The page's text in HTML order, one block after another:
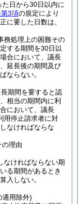
日から30日以内に
3項の規定により
に要した日数は、
務処理上の困難その
する期間を30日以
合において、議長
延長後の期間及び
ならない。
期間を要すると認
相当の期間内に利
において、議長
用停止請求者に対
なければならな
の理由
なければならない期
る期間があるとき
入しない。
適用除外)